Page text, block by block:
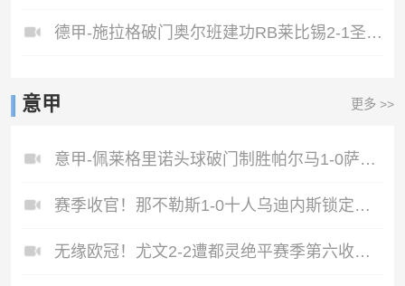
德甲-施拉格破门奥尔班建功RB莱比锡2-1圣保利锁定欧冠资格
意甲 更多 >>
意甲-佩莱格里诺头球破门制胜帕尔马1-0萨索洛
赛季收官！那不勒斯1-0十人乌迪内斯锁定第二丁丁助攻霍伊伦制胜
无缘欧冠！尤文2-2遭都灵绝平赛季第六收官将战欧联DV9双响